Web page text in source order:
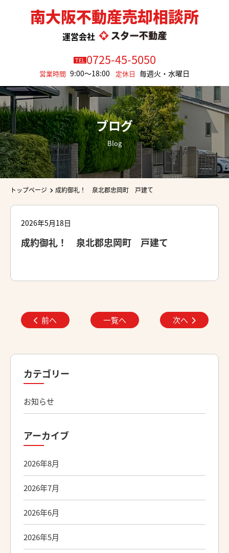
南大阪不動産売却相談所
運営会社
TEL0725-45-5050
営業時間 9:00～18:00 定休日 毎週火・水曜日
ブログ
Blog
トップページ 成約御礼！ 泉北郡忠岡町 戸建て
2026年5月18日
成約御礼！ 泉北郡忠岡町 戸建て
前へ 一覧へ 次へ
カテゴリー
お知らせ
アーカイブ
2026年8月
2026年7月
2026年6月
2026年5月